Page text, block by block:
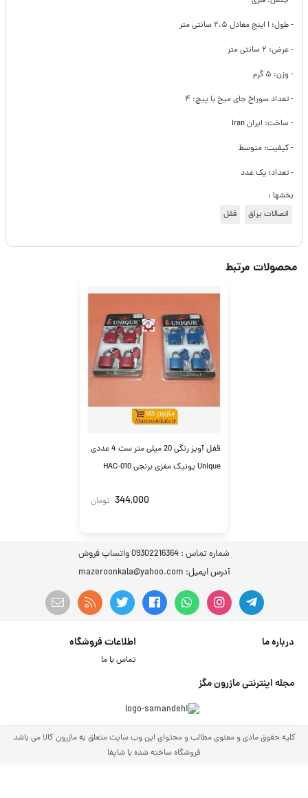
- طول: ا اینچ معادل ۲.۵ سانتی متر
- عرض: ۲ سانتی متر
- وزن: ۵ گرم
- تعداد سوراخ جای میخ یا پیچ: ۴
- ساخت: ایران Iran
- کیفیت: متوسط
- تعداد: یک عدد
بخشها :
اتصالات یراق
قفل
محصولات مرتبط
قفل آویز رنگی 20 میلی متر ست 4 عددی
Unique یونیک مغزی برنجی HAC-010
344,000 تومان
شماره تماس : 09302216364 واتساپ فروش
آدرس ایمیل: mazeroonkala@yahoo.com
درباره ما اطلاعات فروشگاه
تماس با ما
مجله اینترنتی مازرون مگز
کلیه حقوق مادی و معنوی مطالب و محتوای این وب سایت متعلق به مازرون کالا می باشد
فروشگاه ساخته شده با شاپفا